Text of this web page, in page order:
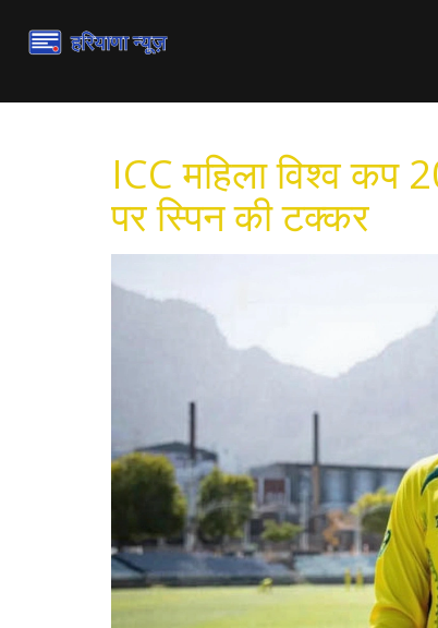
ICC महिला विश्व कप
पर स्पिन की टक्कर